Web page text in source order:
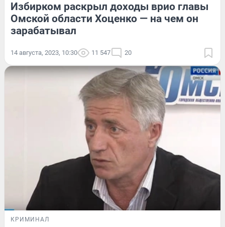
Избирком раскрыл доходы врио главы
Омской области Хоценко — на чем он
зарабатывал
14 августа, 2023, 10:30 11 547 20
КРИМИНАЛ